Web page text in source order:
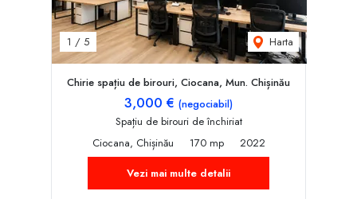
1 / 5 Harta
Chirie spațiu de birouri, Ciocana, Mun. Chișinău
3,000 € (negociabil)
Spațiu de birouri de închiriat
Ciocana, Chișinău
170 mp
2022
Vezi mai multe detalii